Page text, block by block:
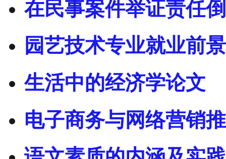
在民事案件举证责任
园艺技术专业就业前
生活中的经济学论文
电子商务与网络营销